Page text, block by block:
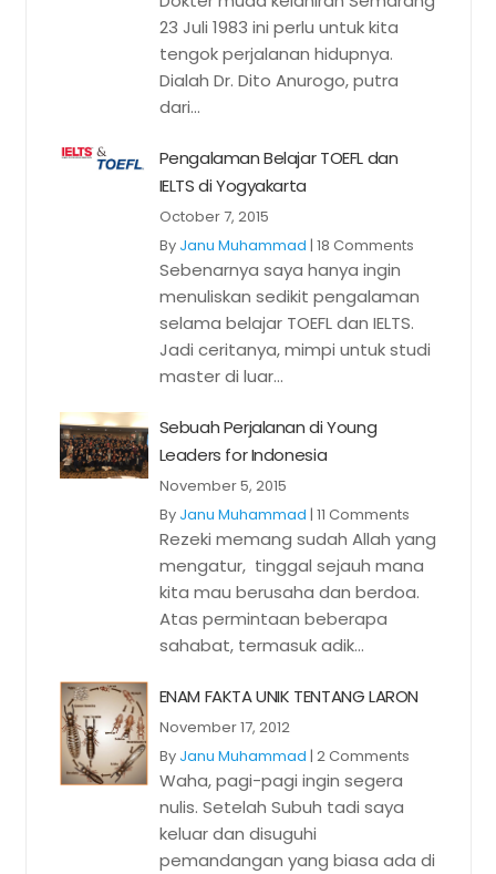
23 Juli 1983 ini perlu untuk kita
tengok perjalanan hidupnya.
Dialah Dr. Dito Anurogo, putra
dari...
Pengalaman Belajar TOEFL dan
IELTS di Yogyakarta
October 7, 2015
By Janu Muhammad | 18 Comments
Sebenarnya saya hanya ingin
menuliskan sedikit pengalaman
selama belajar TOEFL dan IELTS.
Jadi ceritanya, mimpi untuk studi
master di luar...
Sebuah Perjalanan di Young
Leaders for Indonesia
November 5, 2015
By Janu Muhammad | 11 Comments
Rezeki memang sudah Allah yang
mengatur, tinggal sejauh mana
kita mau berusaha dan berdoa.
Atas permintaan beberapa
sahabat, termasuk adik...
ENAM FAKTA UNIK TENTANG LARON
November 17, 2012
By Janu Muhammad | 2 Comments
Waha, pagi-pagi ingin segera
nulis. Setelah Subuh tadi saya
keluar dan disuguhi
pemandangan yang biasa ada di